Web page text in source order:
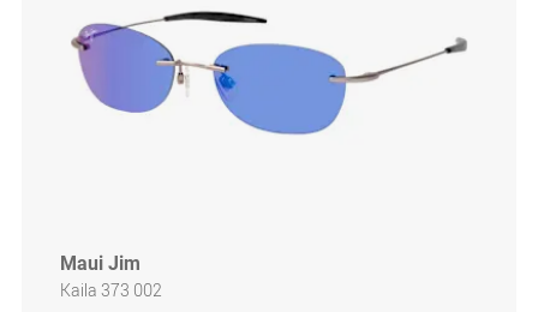
Maui Jim
Kaila 373 002